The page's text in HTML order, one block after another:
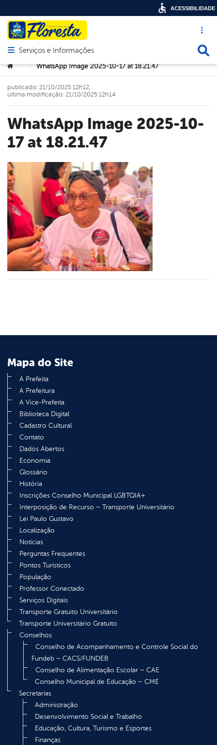
Acesso
Abrir menu principal de navegação
Serviços e Informações
Você está aqui:
> > WhatsApp Image 2025-10-17 at 18.21.47
WhatsApp Image 2025-10-
17 at 18.21.47
publicado: 21/10/2025 12h12,
última modificação: 21/10/2025 12h14
Mapa do Site
A Prefeita
A Prefeitura
A Vice-Prefeita
Biblioteca Digital
Cadastro Cultural
Contato
Dados Abertos
Economia
Glossário
História
Inscrições Conselho Municipal LGBTQIA+
Interposição de Recurso – Transporte Universitário
Lei Paulo Gustavo
Localização
Notícias
Perguntas Frequentes
Pontos Turísticos
População
Professor Conectado
Serviços Digitais
Transporte Gratuito Universitário
Transporte Universitário Gratuito
Conselhos
Conselho de Acompanhamento e Controle Social do
Fundeb – CACS/FUNDEB
Conselho de Alimentação Escolar – CAE
Conselho Municipal de Educação – CME
Secretarias
Administração
Desenvolvimento Social e Trabalho
Educação, Cultura, Turismo e Esportes
Finanças
ACESSIBILIDADE